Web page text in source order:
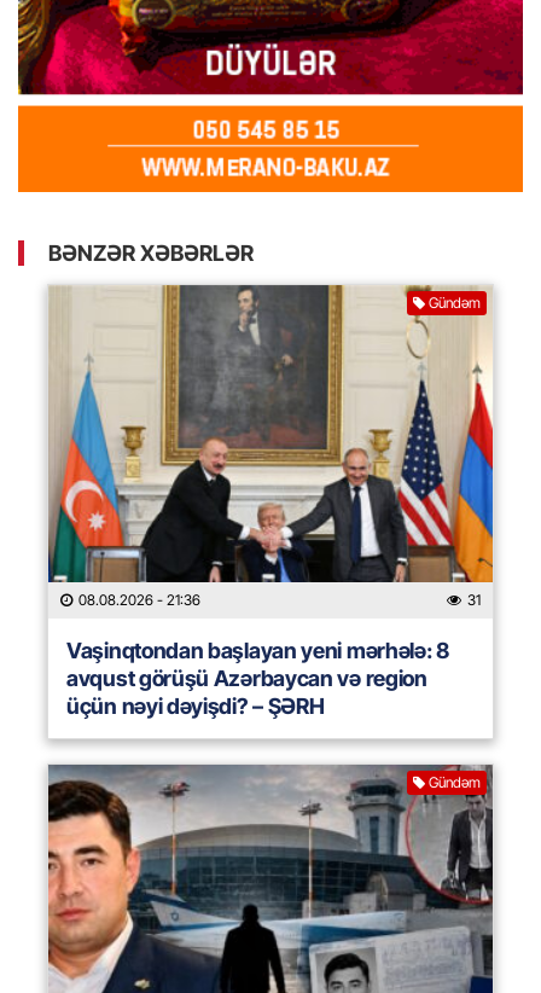
BƏNZƏR XƏBƏRLƏR
Gündəm
08.08.2026 - 21:36 31
Vaşinqtondan başlayan yeni mərhələ: 8
avqust görüşü Azərbaycan və region
üçün nəyi dəyişdi? – ŞƏRH
Gündəm